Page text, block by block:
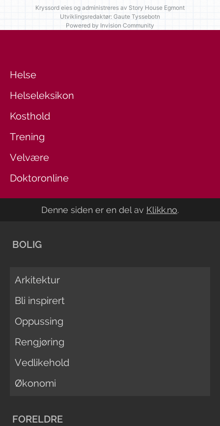
Kryssord eies og administreres av Story House Egmont
Utviklingsredaktør: Gaute Tyssebotn
Powered by Invision Community
Helse
Helseleksikon
Kosthold
Trening
Velvære
Doktoronline
Denne siden er en del av Klikk.no.
BOLIG
Arkitektur
Bli inspirert
Oppussing
Rengjøring
Vedlikehold
Økonomi
FORELDRE